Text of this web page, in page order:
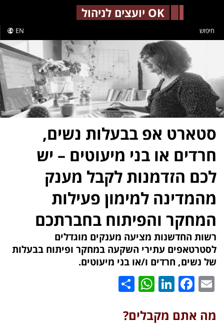
OK יועצים לניהול
EN חיפוש
סטארט אפ בבעלות נשים,
חרדים או בני מיעוטים – יש
לכם הזדמנות לקבל מענק
מהמדינה למימון פעילות
המחקר והפיתוח בחברתכם
רשות החדשנות מציעה מענקים מוגדלים
לסטרטאפים עתירי השקעה במחקר ופיתוח בבעלות
של נשים, חרדים ו/או בני מיעוטים.
Email
Facebook
LinkedIn
WhatsApp
מה אתם מקבלים?